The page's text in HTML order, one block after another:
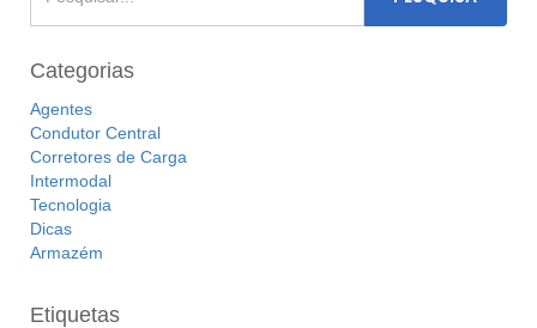
Categorias
Agentes
Condutor Central
Corretores de Carga
Intermodal
Tecnologia
Dicas
Armazém
Etiquetas